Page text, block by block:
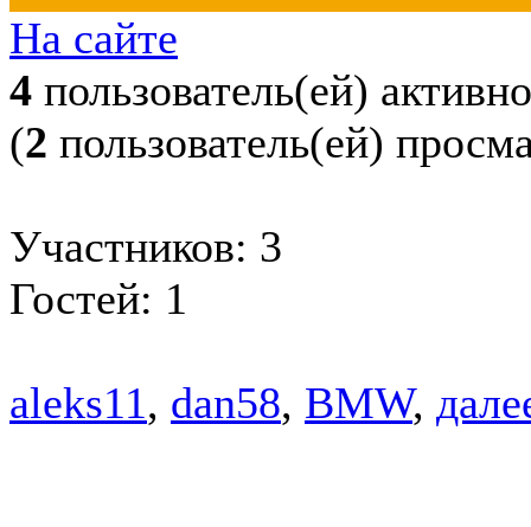
На сайте
4 пользователь(ей) активно
(2 пользователь(ей)
Участников: 3
Гостей: 1
aleks11, dan58, BMW,